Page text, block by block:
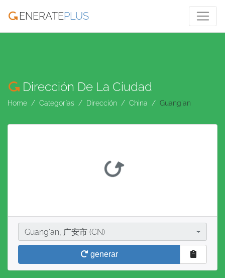
ENERATEPLUS
Dirección De La Ciudad
Home Categorías Dirección China Guang'an
Ciudad
Guang'an, 广安市 (CN)
generar